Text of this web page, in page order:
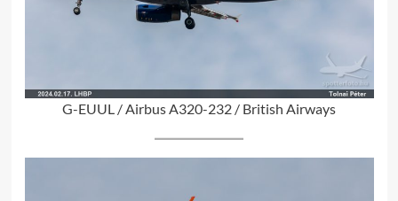
G-EUUL / Airbus A320-232 / British Airways